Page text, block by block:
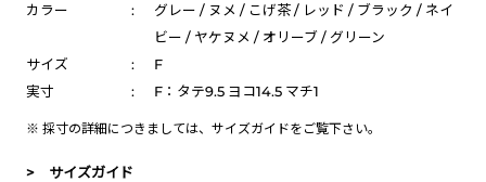
カラー
:
グレー / ヌメ / こげ茶 / レッド / ブラック / ネイ
ビー / ヤケヌメ / オリーブ / グリーン
サイズ
:
F
実寸
: F：タテ9.5 ヨコ14.5 マチ1
※ 採寸の詳細につきましては、 サイズガイドをご覧下さい。
> サイズガイド